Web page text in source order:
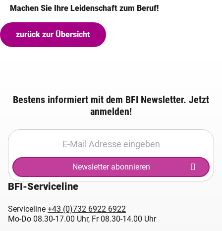
Machen Sie Ihre Leidenschaft zum Beruf!
zurück zur Übersicht
Bestens informiert mit dem BFI Newsletter. Jetzt
anmelden!
Newsletter abonnieren
BFI-Serviceline
Serviceline +43 (0)732 6922 6922
Mo-Do 08.30-17.00 Uhr, Fr 08.30-14.00 Uhr